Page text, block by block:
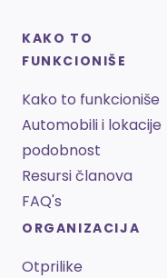
KAKO TO
FUNKCIONIŠE
Kako to funkcioniše
Automobili i lokacije
podobnost
Resursi članova
FAQ's
ORGANIZACIJA
Otprilike